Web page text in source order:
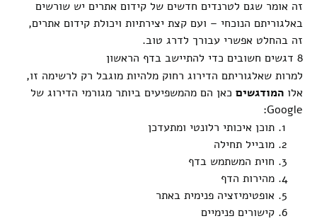
זה אומר שגם לטרנדים חדשים של קידום אתרים יש שורשים
באלגוריתם הנוכחי – ועם קצת יצירתיות ויכולת קידום אתרים,
זה בהחלט אפשרי עבורך לדרג טוב.
8 דגשים חשובים כדי להתיישב בדף הראשון
למרות שאלגוריתם הדירוג רחוק מלהיות מוגבל רק לרשימה זו,
אלו המודגשים כאן הם מהמשפיעים ביותר מגורמי הדירוג של
Google:
תוכן איכותי רלונטי ומתעדכן
מובייל תחילה
חוית המשתמש בדף
מהירות הדף
אופטימיזציה פנימית באתר
קישורים פנימיים